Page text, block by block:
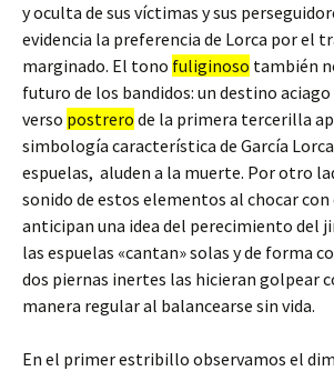
y oculta de sus víctimas y sus
evidencia la preferencia de Lorca por el
marginado. El tono fuliginoso también
futuro de los bandidos: un destino
verso postrero de la primera tercerilla
simbología característica de García
espuelas, aluden a la muerte. Por otro
sonido de estos elementos al chocar con
anticipan una idea del perecimiento del
las espuelas «cantan» solas y de forma
dos piernas inertes las hicieran golpear
manera regular al balancearse sin vida.
En el primer estribillo observamos el